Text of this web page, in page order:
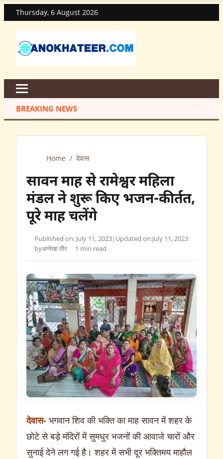
Thursday, 6 August 2026
BREAKING NEWS
Home / देवास
सावन माह से रामेश्वर महिला
मंडल ने शुरू किए भजन-कीर्तत,
पूरे माह चलेंगे
Published on: July 11, 2023| Updated on:July 11, 2023
byअनोखा तीर 1 min read
देवास- भगवान शिव की भक्ति का माह सावन में शहर के
छोटे से बड़े मंदिरों में सुमधुर भजनों की आवाजे चारों और
सुनाई देने लग गई है। शहर में सभी दूर भक्तिमय माहौल